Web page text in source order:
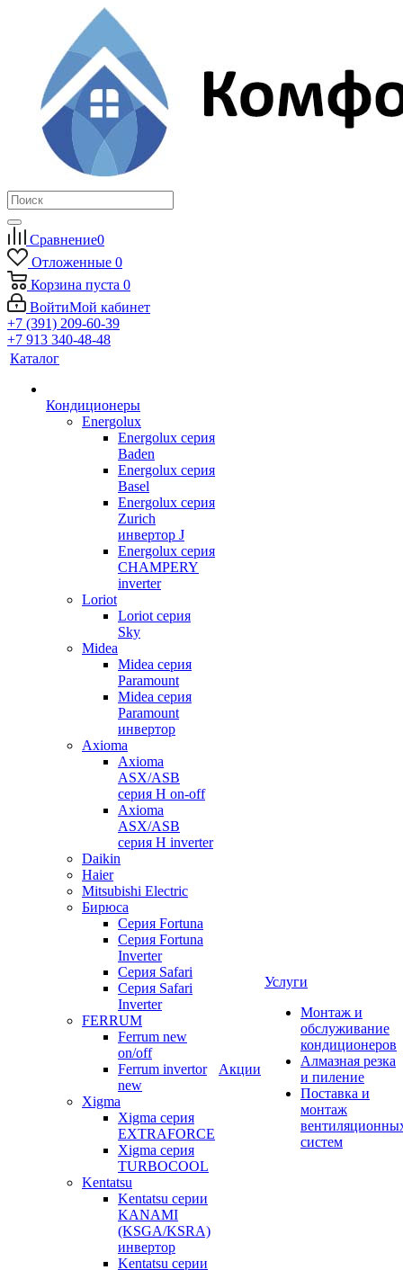
Сравнение0
Отложенные 0
Корзина пуста 0
ВойтиМой кабинет
+7 (391) 209-60-39
+7 913 340-48-48
Каталог
Кондиционеры
Energolux
Energolux серия
Baden
Energolux серия
Basel
Energolux серия
Zurich
инвертор J
Energolux серия
CHAMPERY
inverter
Loriot
Loriot серия
Sky
Midea
Midea серия
Paramount
Midea серия
Paramount
инвертор
Axioma
Axioma
ASX/ASB
серия Н on-off
Axioma
ASX/ASB
серия Н inverter
Daikin
Haier
Mitsubishi Electric
Бирюса
Серия Fortuna
Серия Fortuna
Inverter
Серия Safari
Серия Safari
Inverter
FERRUM
Ferrum new
on/off
Ferrum invertor
new
Xigma
Xigma серия
EXTRAFORCE
Xigma серия
TURBOCOOL
Kentatsu
Kentatsu серии
KANAMI
(KSGA/KSRA)
инвертор
Kentatsu серии
Акции
Услуги
Монтаж и
обслуживание
кондиционеров
Алмазная резка
и пиление
Поставка и
монтаж
систем